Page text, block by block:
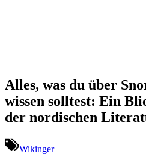
Alles, was du über
wissen solltest: Ein
der nordischen
Wikinger